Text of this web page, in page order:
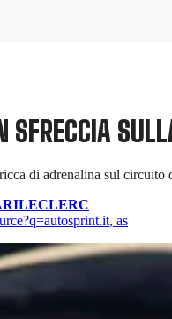
SFRECCIA
di adrenalina sul circuito
LECLERC
, as